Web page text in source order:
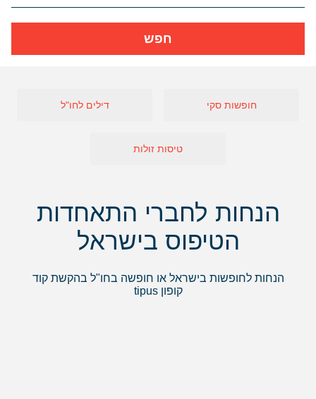
חפש
חופשות סקי דילים לחו"ל
טיסות זולות
הנחות לחברי התאחדות
הטיפוס בישראל
הנחות לחופשות בישראל או חופשה בחו"ל בהקשת קוד
קופון tipus